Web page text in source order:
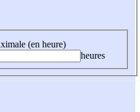
(en heure)
heures